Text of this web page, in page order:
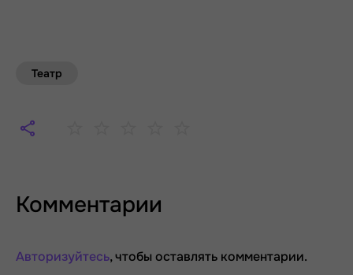
Театр
Комментарии
Авторизуйтесь, чтобы оставлять комментарии.